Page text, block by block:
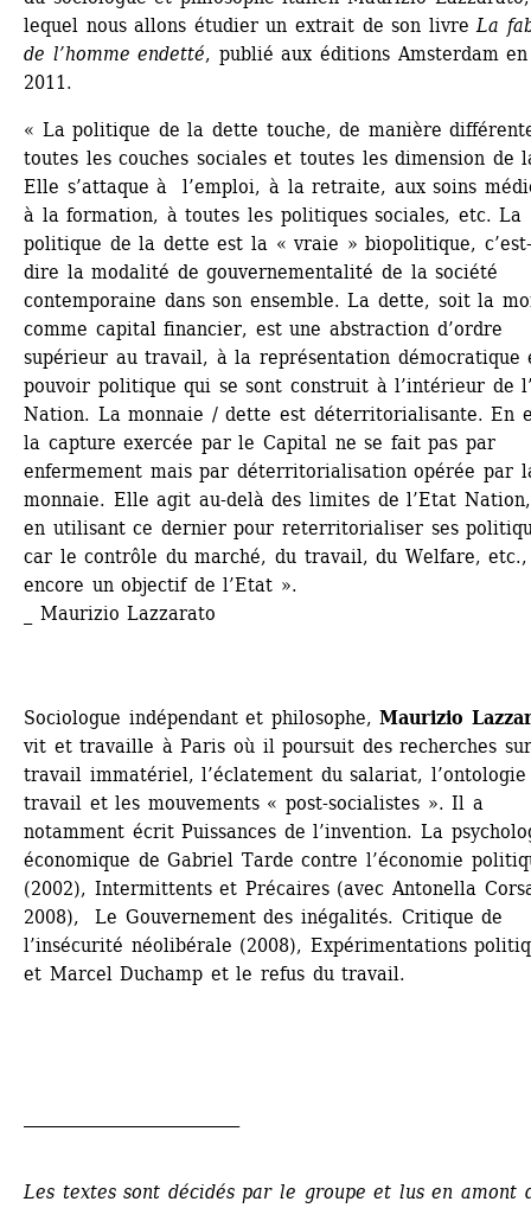
lequel nous allons étudier un extrait de son livre La
de l’homme endetté, publié aux éditions Amsterdam en
2011.
« La politique de la dette touche, de manière
toutes les couches sociales et toutes les dimension de
Elle s’attaque à l’emploi, à la retraite, aux soins
à la formation, à toutes les politiques sociales, etc. La
politique de la dette est la « vraie » biopolitique,
dire la modalité de gouvernementalité de la société
contemporaine dans son ensemble. La dette, soit la
comme capital financier, est une abstraction d’ordre
supérieur au travail, à la représentation démocratique
pouvoir politique qui se sont construit à l’intérieur de
Nation. La monnaie / dette est déterritorialisante. En
la capture exercée par le Capital ne se fait pas par
enfermement mais par déterritorialisation opérée par
monnaie. Elle agit au-delà des limites de l’Etat
en utilisant ce dernier pour reterritorialiser ses
car le contrôle du marché, du travail, du Welfare,
encore un objectif de l’Etat ».
_ Maurizio Lazzarato
Sociologue indépendant et philosophe, Maurizio
vit et travaille à Paris où il poursuit des recherches
travail immatériel, l’éclatement du salariat, l’ontologie
travail et les mouvements « post-socialistes ». Il a
notamment écrit Puissances de l’invention. La
économique de Gabriel Tarde contre l’économie
(2002), Intermittents et Précaires (avec Antonella
2008), Le Gouvernement des inégalités. Critique de
l’insécurité néolibérale (2008), Expérimentations
et Marcel Duchamp et le refus du travail.
Les textes sont décidés par le groupe et lus en amont